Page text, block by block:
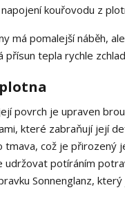
kouřovodu z
má pomalejší náběh,
přísun tepla rychle
povrch je upraven
které zabraňují její
což je přirozený
potíráním
Sonnenglanz,